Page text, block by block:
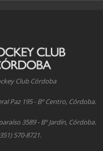
Club Córdoba
Paz 195 - Bº Centro, Córdoba.
3589 - Bº Jardín, Córdoba.
570-8721.